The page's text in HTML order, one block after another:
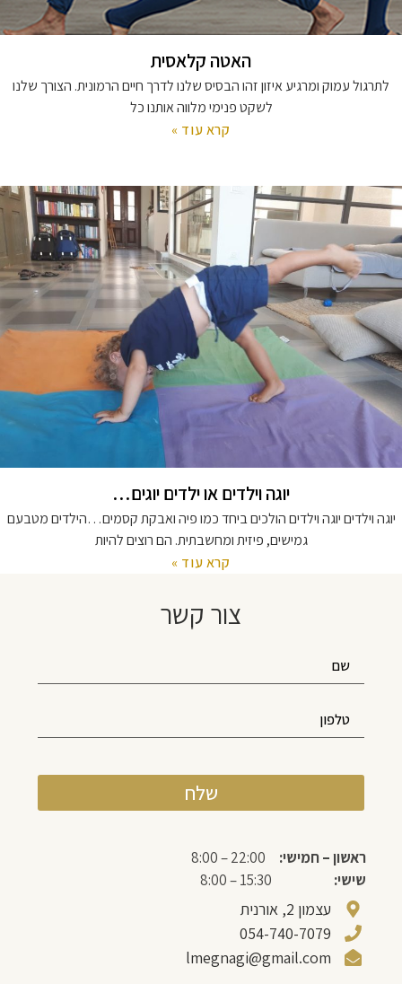
האטה קלאסית
לתרגול עמוק ומרגיע איזון זהו הבסיס שלנו לדרך חיים הרמונית. הצורך שלנו
לשקט פנימי מלווה אותנו כל
קרא עוד »
יוגה וילדים או ילדים יוגים…
יוגה וילדים יוגה וילדים הולכים ביחד כמו פיה ואבקת קסמים…הילדים מטבעם
גמישים, פיזית ומחשבתית. הם רוצים להיות
קרא עוד »
צור קשר
שלח
ראשון – חמישי: 22:00 – 8:00
שישי:
עצמון 2, אורנית
054-740-7079
lmegnagi@gmail.com